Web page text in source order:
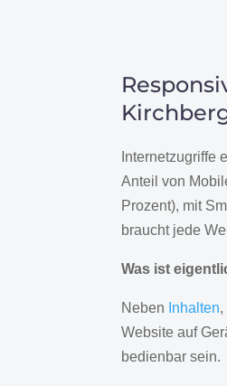
Internetzugriffe
Anteil von
Prozent), mit
braucht jede
Was ist
Neben Inhalten,
Website auf
bedienbar sein.